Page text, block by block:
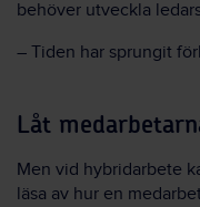
behöver utveckla
– Tiden har sprungit
Låt
Men vid hybridarbete
läsa av hur en